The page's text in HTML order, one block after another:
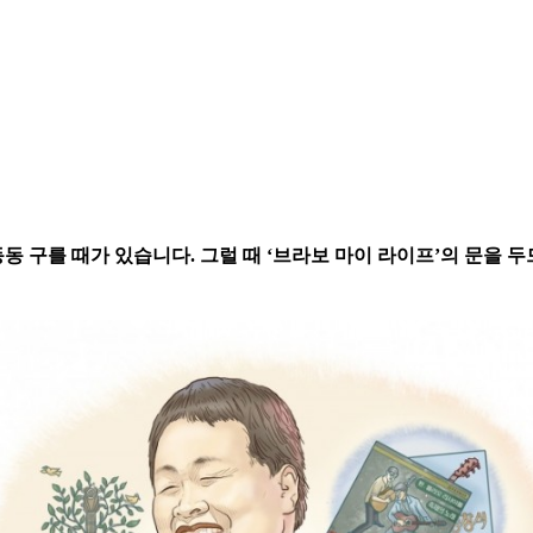
구를 때가 있습니다. 그럴 때 ‘브라보 마이 라이프’의 문을